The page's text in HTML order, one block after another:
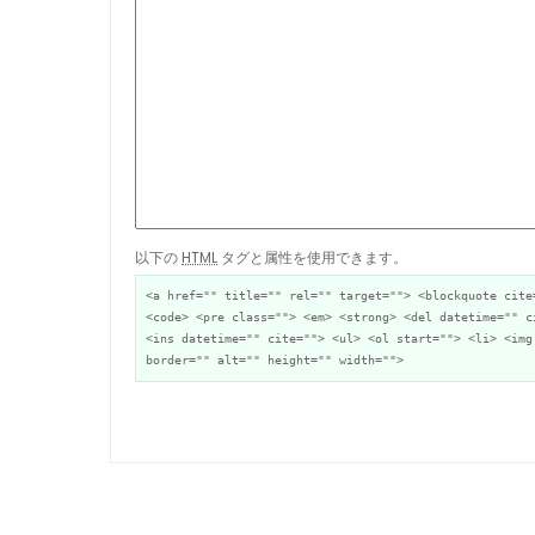
以下の HTML タグと属性を使用できます。
<a href="" title="" rel="" target=""> <blockquote
<code> <pre class=""> <em> <strong> <del datetime=""
<ins datetime="" cite=""> <ul> <ol start=""> <li>
border="" alt="" height="" width="">